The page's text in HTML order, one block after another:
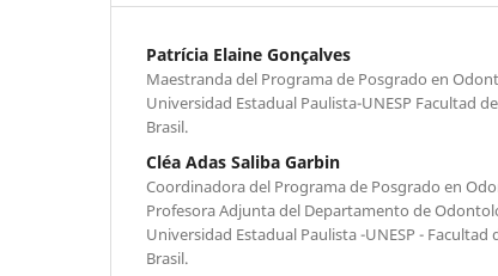
Patrícia Elaine Gonçalves
Maestranda del Programa de Posgrado en
Universidad Estadual Paulista-UNESP Facultad
Brasil.
Cléa Adas Saliba Garbin
Coordinadora del Programa de Posgrado en
Profesora Adjunta del Departamento de
Universidad Estadual Paulista -UNESP -
Brasil.